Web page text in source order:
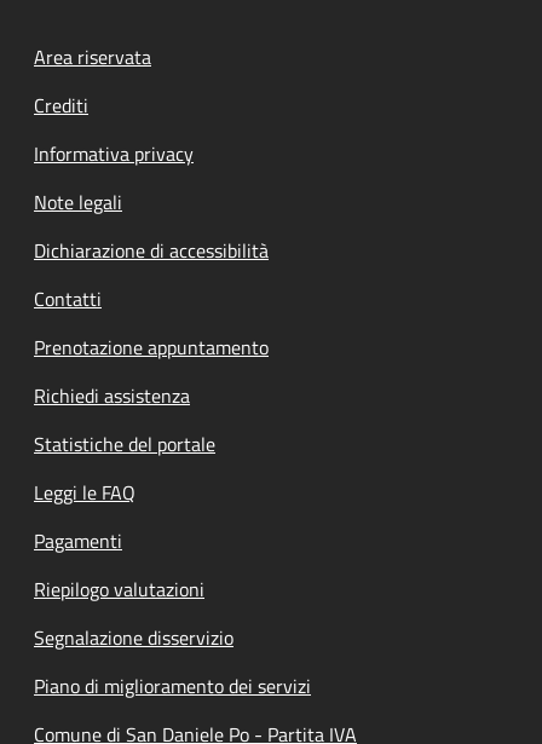
Footer menu
Area riservata
Crediti
Informativa privacy
Note legali
Dichiarazione di accessibilità
Contatti
Prenotazione appuntamento
Richiedi assistenza
Statistiche del portale
Leggi le FAQ
Pagamenti
Riepilogo valutazioni
Segnalazione disservizio
Piano di miglioramento dei servizi
Comune di San Daniele Po - Partita IVA